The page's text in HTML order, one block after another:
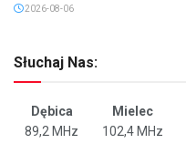
2026-08-06
Słuchaj Nas:
Dębica Mielec
89,2 MHz
102,4 MHz